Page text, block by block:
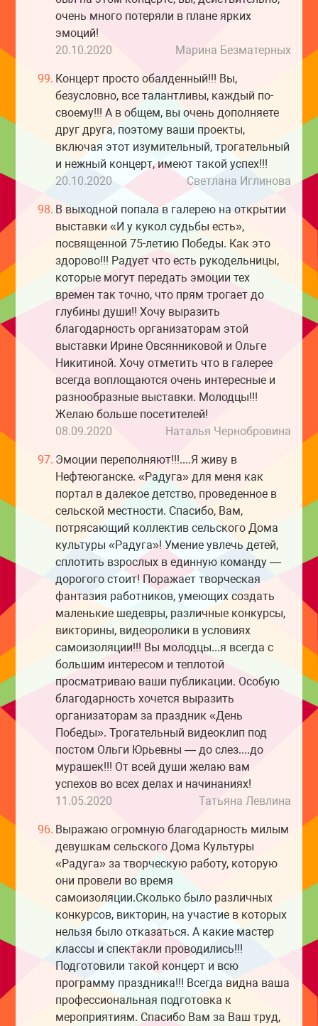
очень много потеряли в плане ярких
эмоций!
Марина Безматерных
20.10.2020
99. Концерт просто обалденный!!! Вы,
безусловно, все талантливы, каждый по-
своему!!! А в общем, вы очень дополняете
друг друга, поэтому ваши проекты,
включая этот изумительный, трогательный
и нежный концерт, имеют такой успех!!!
Светлана Иглинова
20.10.2020
98. В выходной попала в галерею на открытии
выставки «И у кукол судьбы есть»,
посвященной 75-летию Победы. Как это
здорово!!! Радует что есть рукодельницы,
которые могут передать эмоции тех
времен так точно, что прям трогает до
глубины души!! Хочу выразить
благодарность организаторам этой
выставки Ирине Овсянниковой и Ольге
Никитиной. Хочу отметить что в галерее
всегда воплощаются очень интересные и
разнообразные выставки. Молодцы!!!
Желаю больше посетителей!
Наталья Чернобровина
08.09.2020
97. Эмоции переполняют!!!....Я живу в
Нефтеюганске. «Радуга» для меня как
портал в далекое детство, проведенное в
сельской местности. Спасибо, Вам,
потрясающий коллектив сельского Дома
культуры «Радуга»! Умение увлечь детей,
сплотить взрослых в единную команду —
дорогого стоит! Поражает творческая
фантазия работников, умеющих создать
маленькие шедевры, различные конкурсы,
викторины, видеоролики в условиях
самоизоляции!!! Вы молодцы...я всегда с
большим интересом и теплотой
просматриваю ваши публикации. Особую
благодарность хочется выразить
организаторам за праздник «День
Победы». Трогательный видеоклип под
постом Ольги Юрьевны — до слез....до
мурашек!!! От всей души желаю вам
успехов во всех делах и начинаниях!
Татьяна Левлина
11.05.2020
96. Выражаю огромную благодарность милым
девушкам сельского Дома Культуры
«Радуга» за творческую работу, которую
они провели во время
самоизоляции.Сколько было различных
конкурсов, викторин, на участие в которых
нельзя было отказаться. А какие мастер
классы и спектакли проводились!!!
Подготовили такой концерт и всю
программу праздника!!! Всегда видна ваша
профессиональная подготовка к
мероприятиям. Спасибо Вам за Ваш труд,